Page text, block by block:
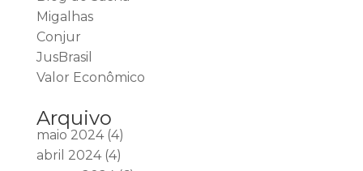
Migalhas
Conjur
JusBrasil
Valor Econômico
Arquivo
maio 2024(4)
abril 2024(4)